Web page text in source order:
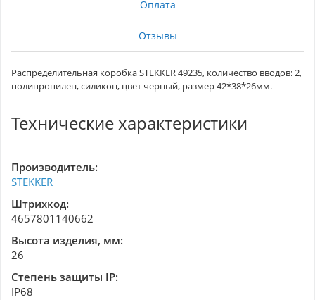
Оплата
Отзывы
Распределительная коробка STEKKER 49235, количество вводов: 2,
полипропилен, силикон, цвет черный, размер 42*38*26мм.
Технические характеристики
Производитель:
STEKKER
Штрихкод:
4657801140662
Высота изделия, мм:
26
Степень защиты IP:
IP68